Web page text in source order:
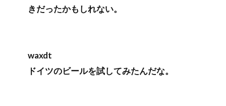
きだったかもしれない。
waxdt
ドイツのビールを試してみたんだな。